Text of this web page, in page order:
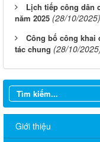
Lịch tiếp công dân
năm 2025 (28/10/2025)
Công bố công khai
tác chung (28/10/
Giới thiệu